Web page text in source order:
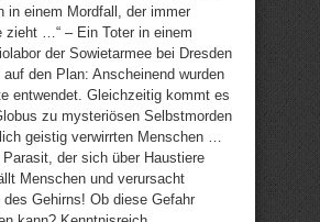
in einem Mordfall, der immer
zieht …“ – Ein Toter in einem
der Sowietarmee bei Dresden
den Plan: Anscheinend wurden
entwendet. Gleichzeitig kommt es
zu mysteriösen Selbstmorden
geistig verwirrten Menschen …
der sich über Haustiere
Menschen und verursacht
des Gehirns! Ob diese Gefahr